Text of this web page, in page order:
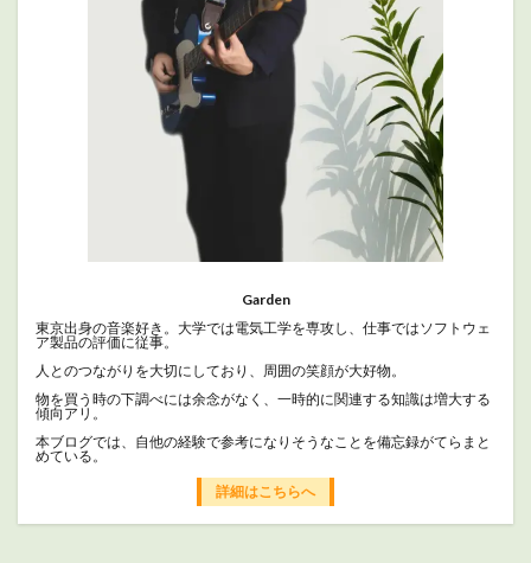
Garden
東京出身の音楽好き。大学では電気工学を専攻し、仕事ではソフトウェ
ア製品の評価に従事。
人とのつながりを大切にしており、周囲の笑顔が大好物。
物を買う時の下調べには余念がなく、一時的に関連する知識は増大する
傾向アリ。
本ブログでは、自他の経験で参考になりそうなことを備忘録がてらまと
めている。
詳細はこちらへ